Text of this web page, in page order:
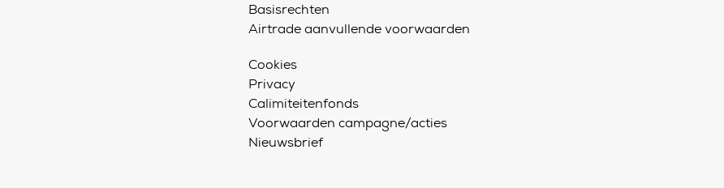
Basisrechten
Airtrade aanvullende voorwaarden
Cookies
Privacy
Calimiteitenfonds
Voorwaarden campagne/acties
Nieuwsbrief